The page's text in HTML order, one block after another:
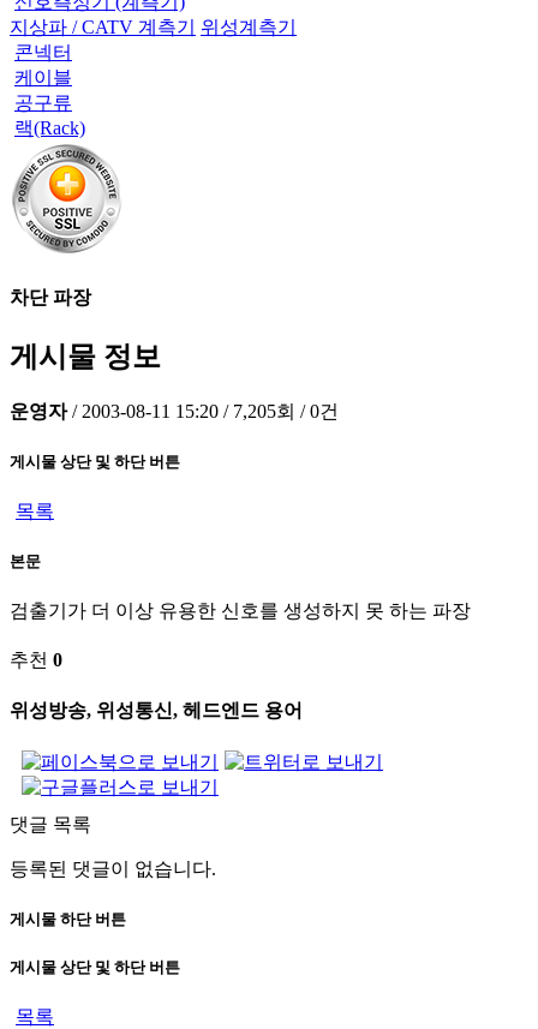
지상파 / CATV 계측기
위성계측기
콘넥터
케이블
공구류
랙(Rack)
차단 파장
게시물 정보
운영자 / 2003-08-11 15:20 / 7,205회 / 0건
게시물 상단 및 하단 버튼
목록
본문
검출기가 더 이상 유용한 신호를 생성하지 못 하는 파장
추천 0
위성방송, 위성통신, 헤드엔드 용어
댓글 목록
등록된 댓글이 없습니다.
게시물 하단 버튼
게시물 상단 및 하단 버튼
목록